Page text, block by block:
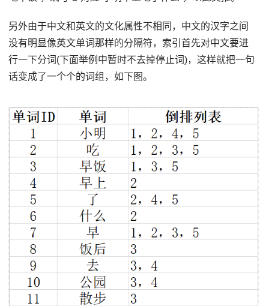
另外由于中文和英文的文化属性不相同，中文的汉字之间
没有明显像英文单词那样的分隔符，索引首先对中文要进
行一下分词(下面举例中暂时不去掉停止词)，这样就把一句
话变成了一个个的词组，如下图。